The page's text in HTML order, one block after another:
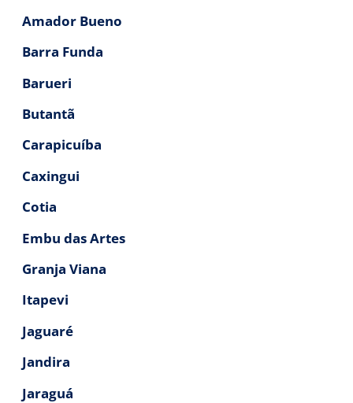
Amador Bueno
Barra Funda
Barueri
Butantã
Carapicuíba
Caxingui
Cotia
Embu das Artes
Granja Viana
Itapevi
Jaguaré
Jandira
Jaraguá